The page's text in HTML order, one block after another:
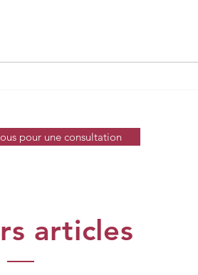
pour une consultation
articles